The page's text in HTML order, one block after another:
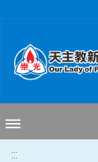
:::